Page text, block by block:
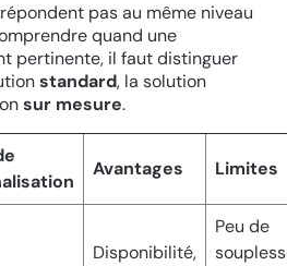
pas au même niveau
quand une
pertinente, il faut distinguer
standard, la solution
sur mesure.
Avantages Limites
Disponibilité,
Peu de